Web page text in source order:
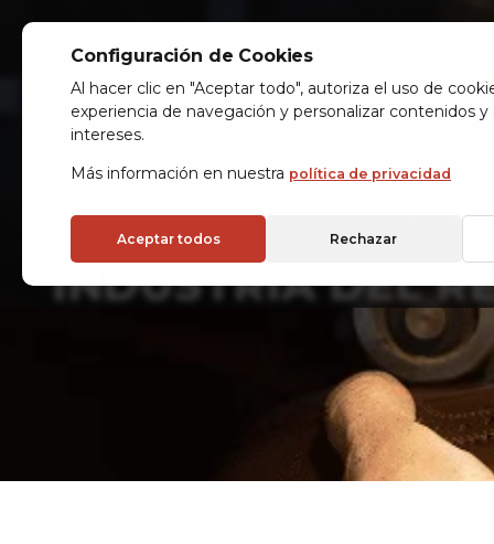
Configuración de Cookies
Al hacer clic en "Aceptar todo", autoriza el uso de
experiencia de navegación y personalizar contenidos
intereses.
Más información en nuestra política de privacidad
Aceptar todos Rechazar
INDUSTRIA DEL